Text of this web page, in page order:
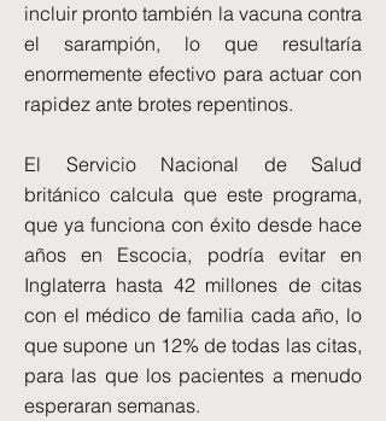
incluir pronto también la vacuna contra
el sarampión, lo que resultaría
enormemente efectivo para actuar con
rapidez ante brotes repentinos.
El Servicio Nacional de Salud
británico calcula que este programa,
que ya funciona con éxito desde hace
años en Escocia, podría evitar en
Inglaterra hasta 42 millones de citas
con el médico de familia cada año, lo
que supone un 12% de todas las citas,
para las que los pacientes a menudo
esperaran semanas.